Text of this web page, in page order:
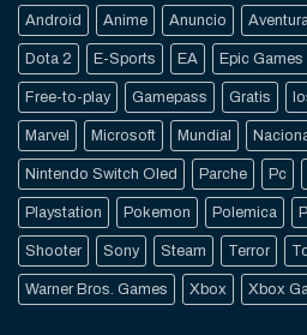
Android Anime Anuncio
Dota 2 E-Sports EA Epic Games
Free-to-play Gamepass Gratis
Marvel Microsoft Mundial
Nintendo Switch Oled Parche Pc
Playstation Pokemon Polemica
Shooter Sony Steam Terror
Warner Bros. Games Xbox Xbox